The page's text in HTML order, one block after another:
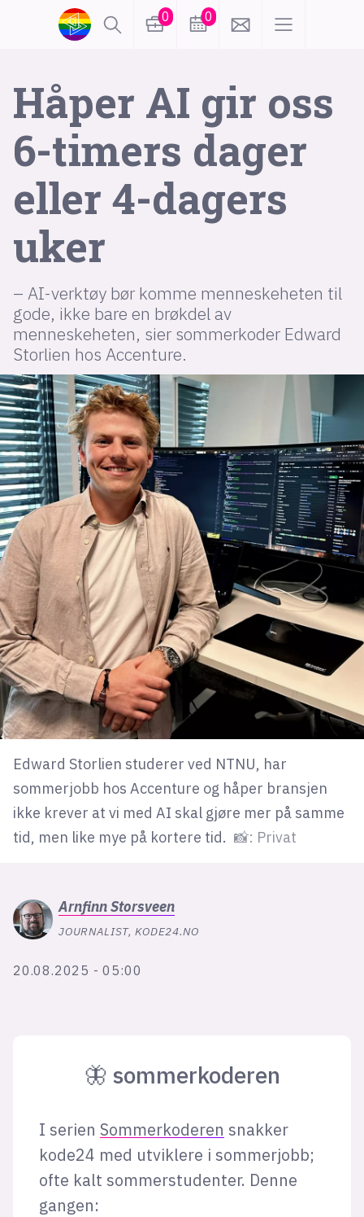
0 0
Håper AI gir oss
6-timers dager
eller 4-dagers
uker
– AI-verktøy bør komme menneskeheten til
gode, ikke bare en brøkdel av
menneskeheten, sier sommerkoder Edward
Storlien hos Accenture.
Edward Storlien studerer ved NTNU, har
sommerjobb hos Accenture og håper bransjen
ikke krever at vi med AI skal gjøre mer på samme
tid, men like mye på kortere tid. 📸: Privat
ArnfinnStorsveen
JOURNALIST, KODE24.NO
20.08.2025 - 05:00
🦋 sommerkoderen
I serien Sommerkoderen snakker
kode24 med utviklere i sommerjobb;
ofte kalt sommerstudenter. Denne
gangen:
lønn
KI
karriere
meninger
utdanning sikkerhet
kontor
frontend
tilgjengelighet
ukas koder
hobby
lys modus
mørk modus
nyhetsbrev
kode24-klubben
LinkedIn
Bluesky
Facebook
annonsepriser
annonseguide
suksesshistorier
Bli firmapartner